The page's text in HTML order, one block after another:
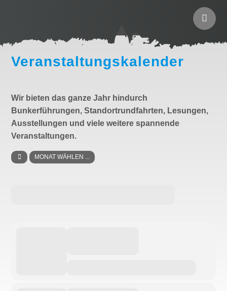
Veranstaltungskalender
Wir bieten das ganze Jahr hindurch
Bunkerführungen, Standortrundfahrten, Lesungen,
Ausstellungen und viele weitere spannende
Veranstaltungen.
MONAT WÄHLEN ...